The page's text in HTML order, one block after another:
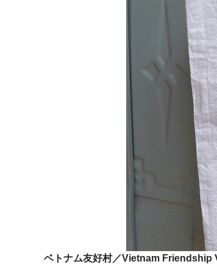
ベトナム友好村／Vietnam Friendship